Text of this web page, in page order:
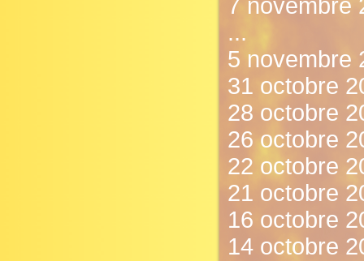
7 novembre
...
5 novembre
31 octobre
28 octobre
26 octobre
22 octobre
21 octobre
16 octobre
14 octobre